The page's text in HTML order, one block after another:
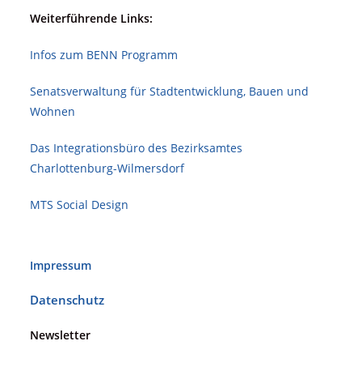
Weiterführende Links:
Infos zum BENN Programm
Senatsverwaltung für Stadt­ent­wicklung, Bauen und
Wohnen
Das Integrationsbüro des Bezirksamtes
Charlottenburg-Wilmersdorf
MTS Social Design
Impressum
Datenschutz
Newsletter